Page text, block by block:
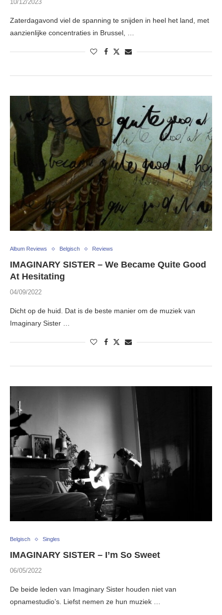
10/12/2023
Zaterdagavond viel de spanning te snijden in heel het land, met
aanzienlijke concentraties in Brussel, …
Album Reviews Belgisch Reviews
IMAGINARY SISTER – We Became Quite Good
At Hesitating
04/09/2022
Dicht op de huid. Dat is de beste manier om de muziek van
Imaginary Sister …
Belgisch Singles
IMAGINARY SISTER – I’m So Sweet
06/05/2022
De beide leden van Imaginary Sister houden niet van
opnamestudio’s. Liefst nemen ze hun muziek …